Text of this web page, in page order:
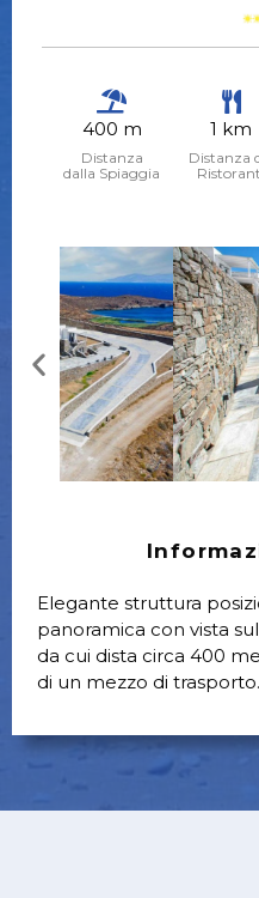
400 m
Distanza
dalla Spiaggia
1 km
Distanza
Elegante struttura
panoramica con vista
da cui dista circa 400
di un mezzo di trasporto.